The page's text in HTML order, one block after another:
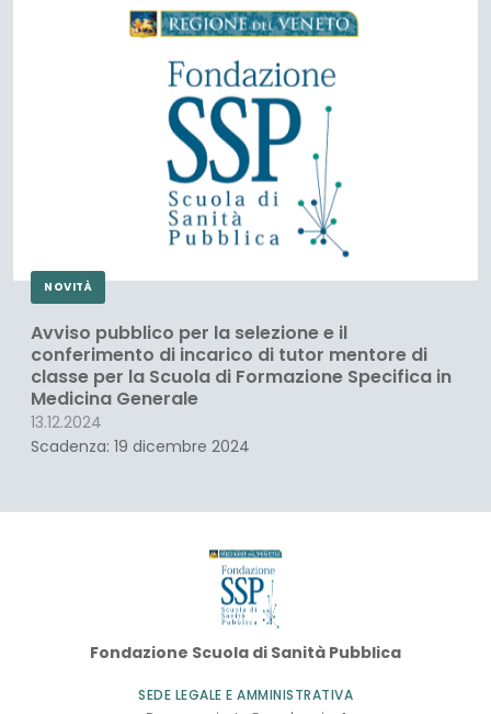
NOVITÀ
Avviso pubblico per la selezione e il
conferimento di incarico di tutor mentore di
classe per la Scuola di Formazione Specifica in
Medicina Generale
13.12.2024
Scadenza: 19 dicembre 2024
Fondazione
Fondazione Scuola di Sanità Pubblica
SEDE LEGALE E AMMINISTRATIVA